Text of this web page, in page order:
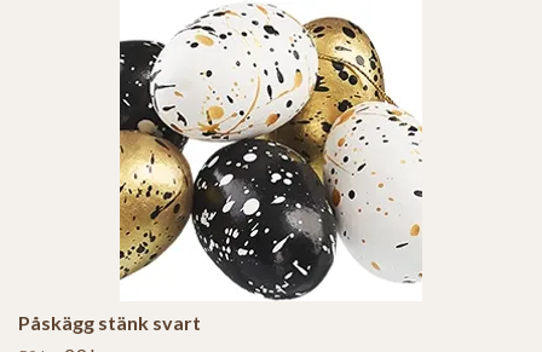
Påskägg stänk svart